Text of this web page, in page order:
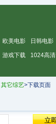
欧美电影 日韩电影
游戏下载 1024高清
其它综艺>下载页面